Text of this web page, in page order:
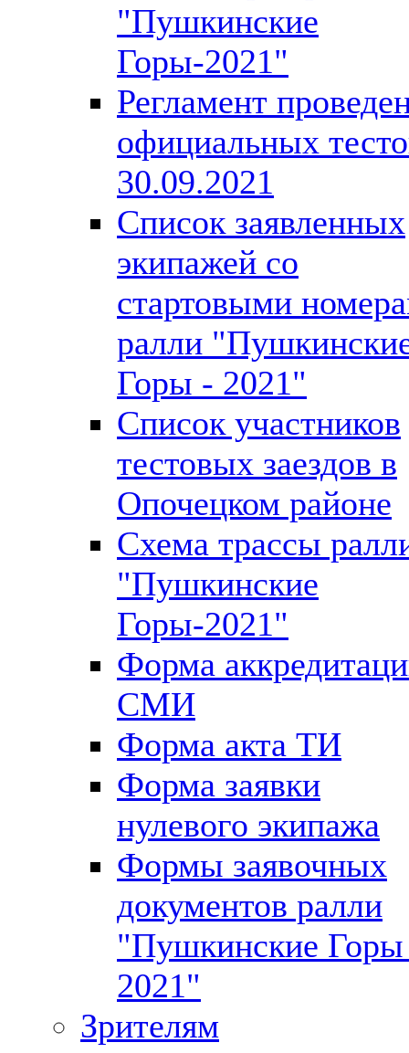
"Пушкинские
Горы-2021"
Регламент
официальных
30.09.2021
Список заявленных
экипажей со
стартовыми
ралли
Горы - 2021"
Список участников
тестовых заездов в
Опочецком районе
Схема трассы
"Пушкинские
Горы-2021"
Форма
СМИ
Форма акта ТИ
Форма заявки
нулевого экипажа
Формы заявочных
документов ралли
"Пушкинские
2021"
Зрителям